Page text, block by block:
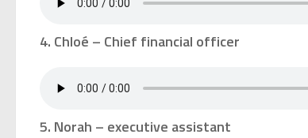
4. Chloé – Chief financial officer
5. Norah – executive assistant